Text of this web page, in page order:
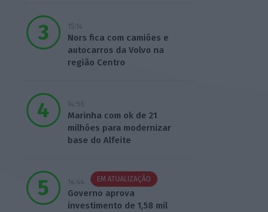
15:14
Nors fica com camiões e
autocarros da Volvo na
região Centro
14:56
Marinha com ok de 21
milhões para modernizar
base do Alfeite
14:44 EM ATUALIZAÇÃO
Governo aprova
investimento de 1,58 mil